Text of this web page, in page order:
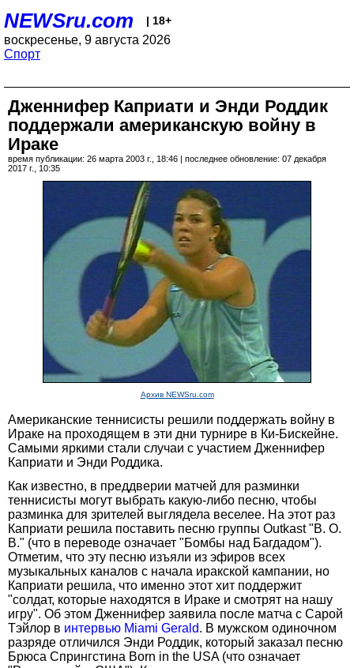
NEWSru.com | 18+
воскресенье, 9 августа 2026
Спорт
Дженнифер Каприати и Энди Роддик
поддержали американскую войну в
Ираке
время публикации: 26 марта 2003 г., 18:46 | последнее обновление: 07 декабря
2017 г., 10:35
Архив NEWSru.com
Американские теннисисты решили поддержать войну в
Ираке на проходящем в эти дни турнире в Ки-Бискейне.
Самыми яркими стали случаи с участием Дженнифер
Каприати и Энди Роддика.
Как известно, в преддверии матчей для разминки
теннисисты могут выбрать какую-либо песню, чтобы
разминка для зрителей выглядела веселее. На этот раз
Каприати решила поставить песню группы Outkast "B. O.
B." (что в переводе означает "Бомбы над Багдадом").
Отметим, что эту песню изъяли из эфиров всех
музыкальных каналов с начала иракской кампании, но
Каприати решила, что именно этот хит поддержит
"солдат, которые находятся в Ираке и смотрят на нашу
игру". Об этом Дженнифер заявила после матча с Сарой
Тэйлор в интервью Miami Gerald. В мужском одиночном
разряде отличился Энди Роддик, который заказал песню
Брюса Спрингстина Born in the USA (что означает